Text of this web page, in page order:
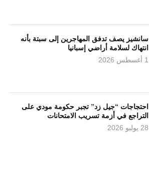
سانشيز يصف تدفق المهاجرين إلى سبتة بأنه
انتهاك لسلامة أراضي إسبانيا
1 أغسطس 2026
احتجاجات “جيل زد” تجبر حكومة مودي على
التراجع في أزمة تسريب الامتحانات
28 يوليو 2026